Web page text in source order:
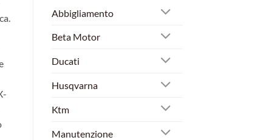
Abbigliamento
Beta Motor
Ducati
Husqvarna
Ktm
Manutenzione